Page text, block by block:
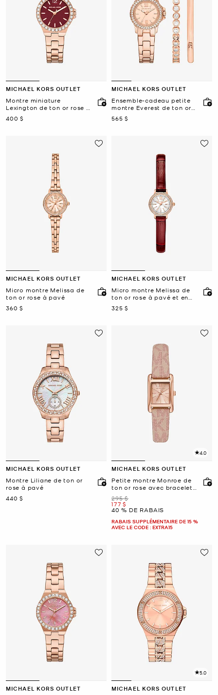
MICHAEL KORS OUTLET
Montre miniature
Lexington de ton or rose à
pavé
maintenant
400 $
MICHAEL KORS OUTLET
Ensemble-cadeau petite
montre Everest de ton or
rose et bracelets à pavé
maintenant
565 $
MICHAEL KORS OUTLET
Micro montre Melissa de
ton or rose à pavé
maintenant
360 $
MICHAEL KORS OUTLET
Micro montre Melissa de
ton or rose à pavé et en
cuir gaufré à motif de
crocodile
maintenant
325 $
MICHAEL KORS OUTLET
Montre Liliane de ton or
rose à pavé
maintenant
440 $
4.0
MICHAEL KORS OUTLET
Petite montre Monroe de
ton or rose avec bracelet
à logo
était
295 $
maintenant
177 $
40 % DE RABAIS
RABAIS SUPPLÉMENTAIRE DE 15 %
AVEC LE CODE : EXTRA15
MICHAEL KORS OUTLET
5.0
MICHAEL KORS OUTLET